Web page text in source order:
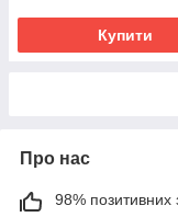
Купити
Про нас
98% позитивних